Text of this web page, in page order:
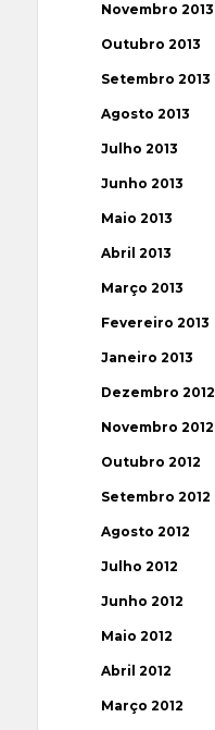
Novembro 2013
Outubro 2013
Setembro 2013
Agosto 2013
Julho 2013
Junho 2013
Maio 2013
Abril 2013
Março 2013
Fevereiro 2013
Janeiro 2013
Dezembro 2012
Novembro 2012
Outubro 2012
Setembro 2012
Agosto 2012
Julho 2012
Junho 2012
Maio 2012
Abril 2012
Março 2012